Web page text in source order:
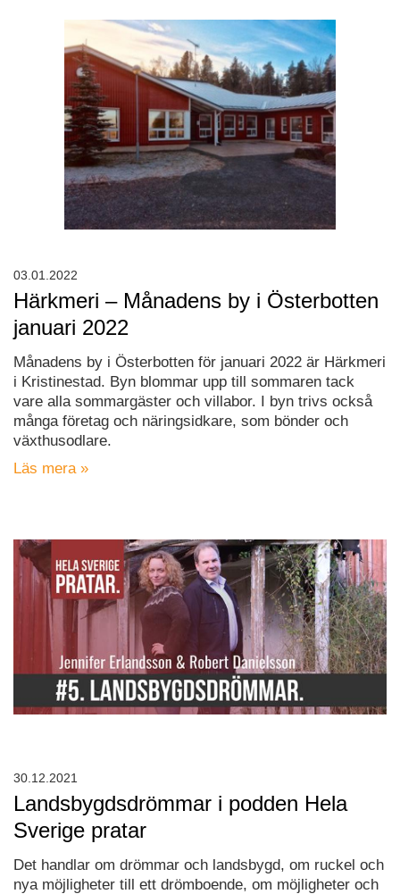
Härkmeri – Månadens by i Österbotten
januari 2022
Månadens by i Österbotten för januari 2022 är Härkmeri
i Kristinestad. Byn blommar upp till sommaren tack
vare alla sommargäster och villabor. I byn trivs också
många företag och näringsidkare, som bönder och
växthusodlare.
Läs mera »
03.01.2022
Landsbygdsdrömmar i podden Hela
Sverige pratar
Det handlar om drömmar och landsbygd, om ruckel och
nya möjligheter till ett drömboende, om möjligheter och
30.12.2021